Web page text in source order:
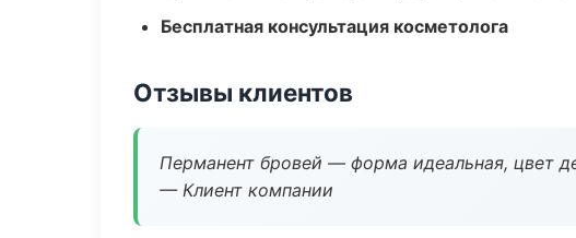
Бесплатная консультация косметолога
Отзывы клиентов
Перманент бровей — форма идеальная, цвет
— Клиент компании